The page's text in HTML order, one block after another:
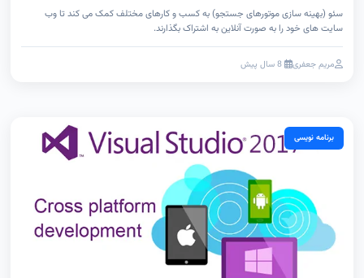
سئو (بهینه سازی موتورهای جستجو) به کسب و کارهای مختلف کمک می کند تا وب
سایت های خود را به صورت آنلاین به اشتراک بگذارند.
مریم جعفری 8 سال پیش
برنامه نویسی